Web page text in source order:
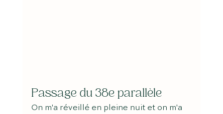
Passage du 38e parallèle
On m'a réveillé en pleine nuit et on m'a